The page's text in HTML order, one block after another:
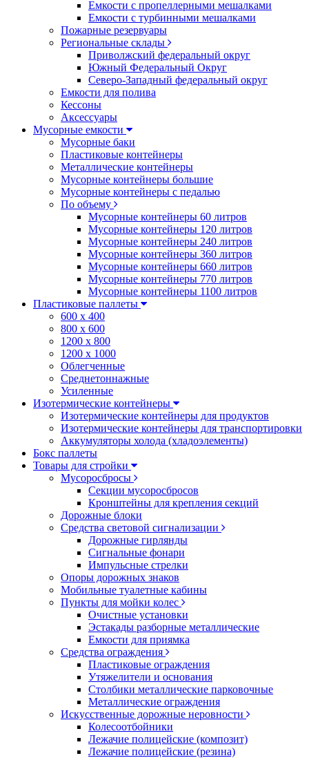
Емкости с пропеллерными мешалками
Емкости с турбинными мешалками
Пожарные резервуары
Региональные склады
Приволжский федеральный округ
Южный Федеральный Округ
Северо-Западный федеральный округ
Емкости для полива
Кессоны
Аксессуары
Мусорные емкости
Мусорные баки
Пластиковые контейнеры
Металлические контейнеры
Мусорные контейнеры большие
Мусорные контейнеры с педалью
По объему
Мусорные контейнеры 60 литров
Мусорные контейнеры 120 литров
Мусорные контейнеры 240 литров
Мусорные контейнеры 360 литров
Мусорные контейнеры 660 литров
Мусорные контейнеры 770 литров
Мусорные контейнеры 1100 литров
Пластиковые паллеты
600 х 400
800 х 600
1200 х 800
1200 х 1000
Облегченные
Среднетоннажные
Усиленные
Изотермические контейнеры
Изотермические контейнеры для продуктов
Изотермические контейнеры для транспортировки
Аккумуляторы холода (хладоэлементы)
Бокс паллеты
Товары для стройки
Мусоросбросы
Секции мусоросбросов
Кронштейны для крепления секций
Дорожные блоки
Средства световой сигнализации
Дорожные гирлянды
Сигнальные фонари
Импульсные стрелки
Опоры дорожных знаков
Мобильные туалетные кабины
Пункты для мойки колес
Очистные установки
Эстакады разборные металлические
Емкости для приямка
Средства ограждения
Пластиковые ограждения
Утяжелители и основания
Столбики металлические парковочные
Металлические ограждения
Искусственные дорожные неровности
Колесоотбойники
Лежачие полицейские (композит)
Лежачие полицейские (резина)